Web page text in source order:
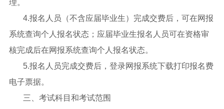
理。
4.报名人员（不含应届毕业生）完成交费后，可在网报
系统查询个人报名状态；应届毕业生报名人员可在资格审
核完成后在网报系统查询个人报名状态。
5.报名人员完成交费后，登录网报系统下载打印报名费
电子票据。
三、考试科目和考试范围